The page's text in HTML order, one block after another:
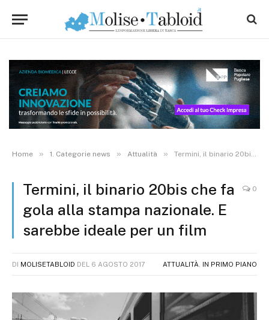
Home » 1. Categorie news » Attualità » Termini, il binario 20bis che fa gola alla stampa nazionale. E sarebbe ideale per un film
Termini, il binario 20bis che fa
gola alla stampa nazionale. E
sarebbe ideale per un film
0
DI MOLISETABLOID DEL 6 AGOSTO 2017 ATTUALITÀ IN PRIMO PIANO